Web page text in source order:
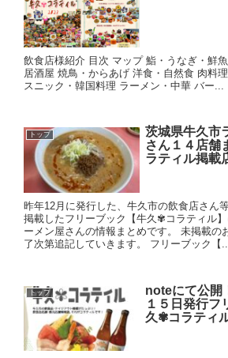
飲食店様紹介 目次 マップ 鮨・うなぎ・鮮
居酒屋 焼鳥・からあげ 洋食・自然食 肉料
スニック・韓国料理 ラーメン・中華 バー...
トップ
茨城県牛久市
さん１４店舗
ラティル掲載
昨年12月に発行した、牛久市の飲食店さん
掲載したフリーブック【牛久✾コラティル
ーメン屋さんの情報まとめです。 未掲載の
了次第追記していきます。 フリーブック【
トップ
noteにて公開
１５日発行フ
久✾コラティル